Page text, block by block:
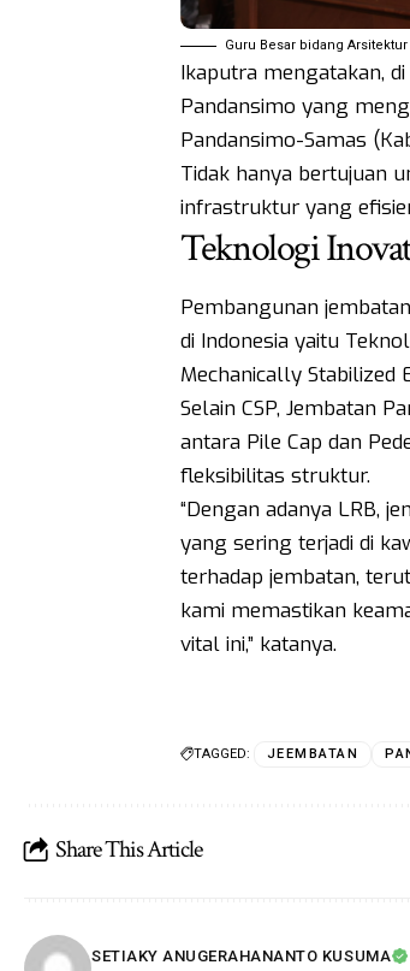
Guru Besar bidang
Ikaputra mengatakan,
Pandansimo yang
Pandansimo-Samas
Tidak hanya bertujuan
infrastruktur yang
Teknologi
Pembangunan
di Indonesia yaitu
Mechanically Stabilized
Selain CSP, Jembatan
antara Pile Cap dan
fleksibilitas struktur.
“Dengan adanya LRB,
yang sering terjadi di
terhadap jembatan,
kami memastikan
vital ini,” katanya.
TAGGED: JEEMBATAN
Share This Article
SETIAKY ANUGERAHANANTO KUSUMA